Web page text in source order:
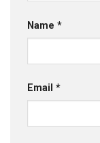
Name *
Email *